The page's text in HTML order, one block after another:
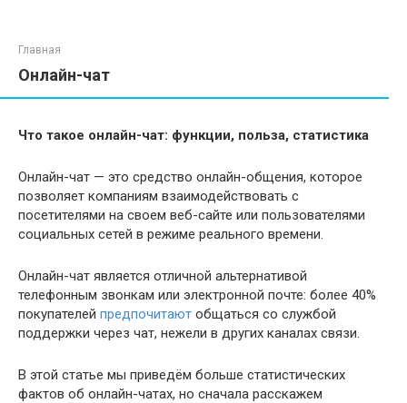
Главная
Онлайн-чат
Что такое онлайн-чат: функции, польза, статистика
Онлайн-чат — это средство онлайн-общения, которое
позволяет компаниям взаимодействовать с
посетителями на своем веб-сайте или пользователями
социальных сетей в режиме реального времени.
Онлайн-чат является отличной альтернативой
телефонным звонкам или электронной почте: более 40%
покупателей предпочитают общаться со службой
поддержки через чат, нежели в других каналах связи.
В этой статье мы приведём больше статистических
фактов об онлайн-чатах, но сначала расскажем